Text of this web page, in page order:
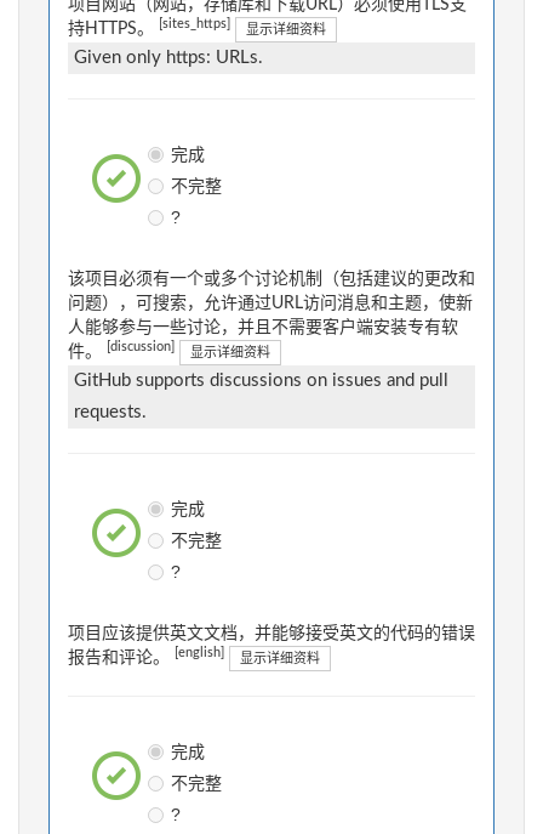
项目网站（网站，存储库和下载URL）必须使用TLS支
持HTTPS。
[sites_https] 显示详细资料
Given only https: URLs.
完成
不完整
?
该项目必须有一个或多个讨论机制（包括建议的更改和
问题），可搜索，允许通过URL访问消息和主题，使新
人能够参与一些讨论，并且不需要客户端安装专有软
件。
[discussion] 显示详细资料
GitHub supports discussions on issues and pull
requests.
完成
不完整
?
项目应该提供英文文档，并能够接受英文的代码的错误
报告和评论。
[english] 显示详细资料
完成
不完整
?